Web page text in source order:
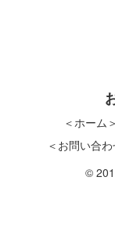
＜ホーム＞
＜お問い合わ
©